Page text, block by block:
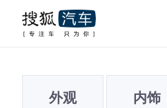
外观 内饰